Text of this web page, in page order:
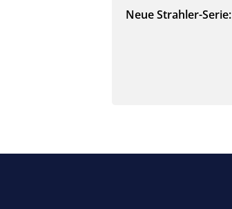
Neue Strahler-